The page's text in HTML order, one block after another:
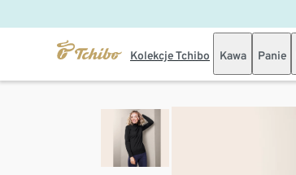
Kolekcje Tchibo Kawa Panie